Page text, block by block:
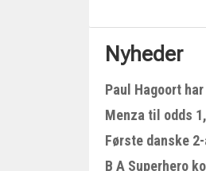
Nyheder
Paul Hagoort
Menza til odds
Første danske
B A Superhero